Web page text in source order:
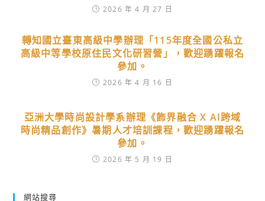
2026 年 4 月 27 日
轉知國立臺東高級中學辦理「115年度全國公私立
高級中等學校原住民文化研習營」，歡迎踴躍報名
參加。
2026 年 4 月 16 日
亞洲大學時尚設計學系辦理《飾界融合 X AI跨域
時尚精品創作》暑期人才培訓課程，歡迎踴躍報名
參加。
2026 年 5 月 19 日
網站搜尋